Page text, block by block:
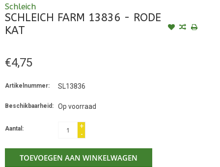
Schleich
SCHLEICH FARM 13836 - RODE
KAT
€4,75
Artikelnummer: SL13836
Beschikbaarheid: Op voorraad
Aantal:
+
-
TOEVOEGEN AAN WINKELWAGEN